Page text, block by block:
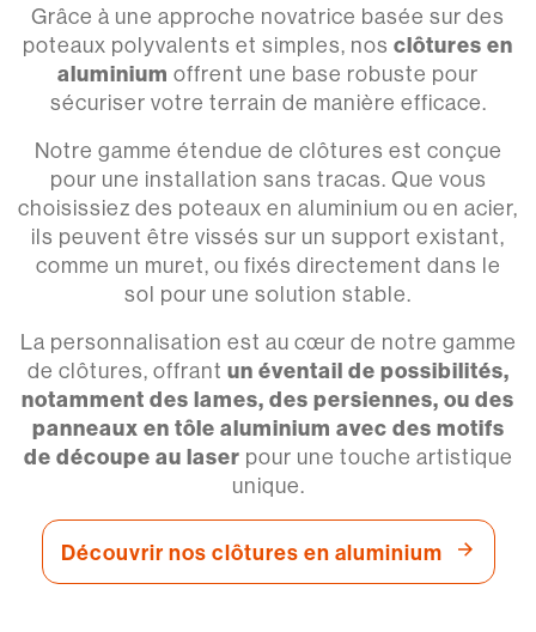
Grâce à une approche novatrice basée sur des
poteaux polyvalents et simples, nos clôtures en
aluminium offrent une base robuste pour
sécuriser votre terrain de manière efficace.
Notre gamme étendue de clôtures est conçue
pour une installation sans tracas. Que vous
choisissiez des poteaux en aluminium ou en acier,
ils peuvent être vissés sur un support existant,
comme un muret, ou fixés directement dans le
sol pour une solution stable.
La personnalisation est au cœur de notre gamme
de clôtures, offrant un éventail de possibilités,
notamment des lames, des persiennes, ou des
panneaux en tôle aluminium avec des motifs
de découpe au laser pour une touche artistique
unique.
Découvrir nos clôtures en aluminium